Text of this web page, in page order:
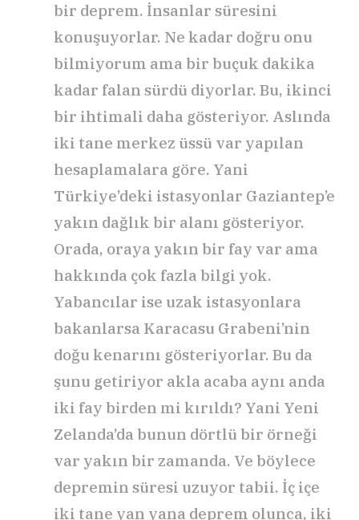
bir deprem. İnsanlar süresini
konuşuyorlar. Ne kadar doğru onu
bilmiyorum ama bir buçuk dakika
kadar falan sürdü diyorlar. Bu, ikinci
bir ihtimali daha gösteriyor. Aslında
iki tane merkez üssü var yapılan
hesaplamalara göre. Yani
Türkiye’deki istasyonlar Gaziantep’e
yakın dağlık bir alanı gösteriyor.
Orada, oraya yakın bir fay var ama
hakkında çok fazla bilgi yok.
Yabancılar ise uzak istasyonlara
bakanlarsa Karacasu Grabeni’nin
doğu kenarını gösteriyorlar. Bu da
şunu getiriyor akla acaba aynı anda
iki fay birden mi kırıldı? Yani Yeni
Zelanda’da bunun dörtlü bir örneği
var yakın bir zamanda. Ve böylece
depremin süresi uzuyor tabii. İç içe
iki tane yan yana deprem olunca, iki